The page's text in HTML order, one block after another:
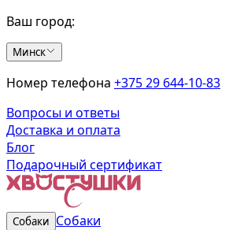
Ваш город:
Минск
Номер телефона +375 29 644-10-83
Вопросы и ответы
Доставка и оплата
Блог
Подарочный сертификат
Собаки Собаки